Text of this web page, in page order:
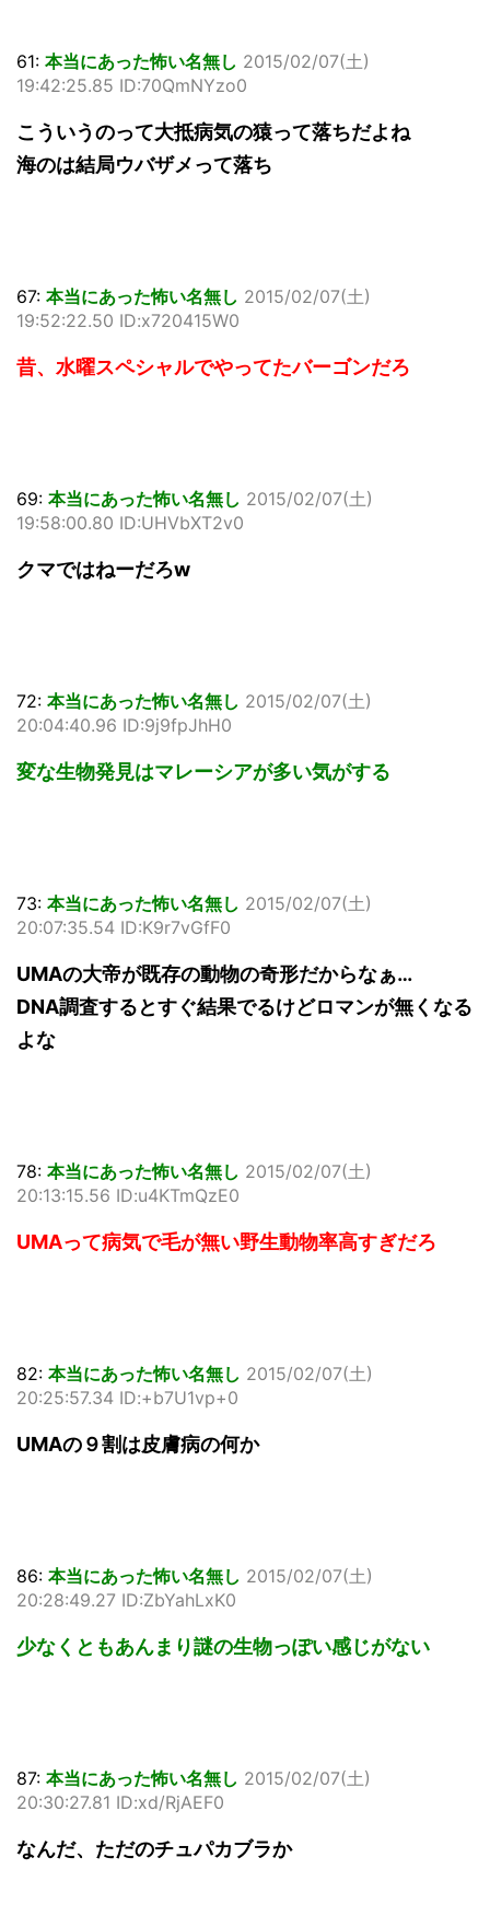
61: 本当にあった怖い名無し 2015/02/07(土)
19:42:25.85 ID:70QmNYzo0
こういうのって大抵病気の猿って落ちだよね
海のは結局ウバザメって落ち
67: 本当にあった怖い名無し 2015/02/07(土)
19:52:22.50 ID:x720415W0
昔、水曜スペシャルでやってたバーゴンだろ
69: 本当にあった怖い名無し 2015/02/07(土)
19:58:00.80 ID:UHVbXT2v0
クマではねーだろw
72: 本当にあった怖い名無し 2015/02/07(土)
20:04:40.96 ID:9j9fpJhH0
変な生物発見はマレーシアが多い気がする
73: 本当にあった怖い名無し 2015/02/07(土)
20:07:35.54 ID:K9r7vGfF0
UMAの大帝が既存の動物の奇形だからなぁ…
DNA調査するとすぐ結果でるけどロマンが無くなる
よな
78: 本当にあった怖い名無し 2015/02/07(土)
20:13:15.56 ID:u4KTmQzE0
UMAって病気で毛が無い野生動物率高すぎだろ
82: 本当にあった怖い名無し 2015/02/07(土)
20:25:57.34 ID:+b7U1vp+0
UMAの９割は皮膚病の何か
86: 本当にあった怖い名無し 2015/02/07(土)
20:28:49.27 ID:ZbYahLxK0
少なくともあんまり謎の生物っぽい感じがない
87: 本当にあった怖い名無し 2015/02/07(土)
20:30:27.81 ID:xd/RjAEF0
なんだ、ただのチュパカブラか